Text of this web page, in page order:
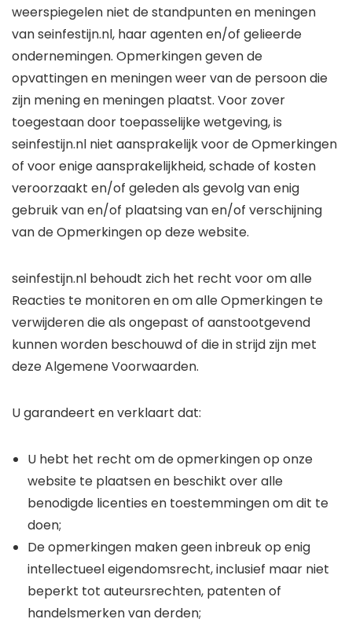
weerspiegelen niet de standpunten en meningen
van seinfestijn.nl, haar agenten en/of gelieerde
ondernemingen. Opmerkingen geven de
opvattingen en meningen weer van de persoon die
zijn mening en meningen plaatst. Voor zover
toegestaan door toepasselijke wetgeving, is
seinfestijn.nl niet aansprakelijk voor de Opmerkingen
of voor enige aansprakelijkheid, schade of kosten
veroorzaakt en/of geleden als gevolg van enig
gebruik van en/of plaatsing van en/of verschijning
van de Opmerkingen op deze website.
seinfestijn.nl behoudt zich het recht voor om alle
Reacties te monitoren en om alle Opmerkingen te
verwijderen die als ongepast of aanstootgevend
kunnen worden beschouwd of die in strijd zijn met
deze Algemene Voorwaarden.
U garandeert en verklaart dat:
U hebt het recht om de opmerkingen op onze
website te plaatsen en beschikt over alle
benodigde licenties en toestemmingen om dit te
doen;
De opmerkingen maken geen inbreuk op enig
intellectueel eigendomsrecht, inclusief maar niet
beperkt tot auteursrechten, patenten of
handelsmerken van derden;